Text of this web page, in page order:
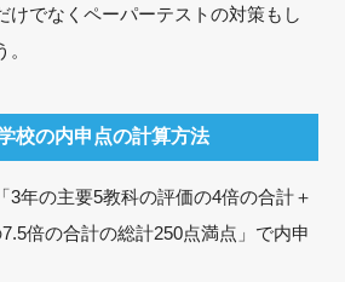
けでなくペーパーテストの対策もし
校の内申点の計算方法
3年の主要5教科の評価の4倍の合計＋
倍の合計の総計250点満点」で内申